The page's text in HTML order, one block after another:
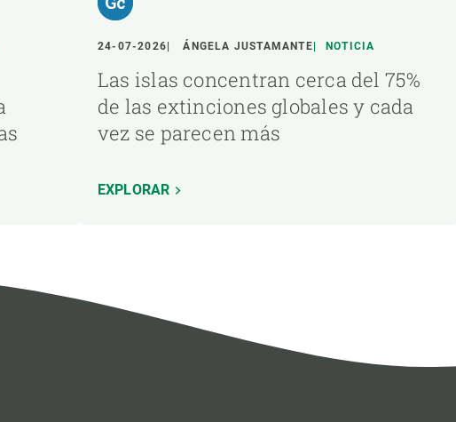
24-07-2026 ÁNGELA JUSTAMANTE NOTICIA
Las islas concentran cerca del 75%
de las extinciones globales y cada
vez se parecen más
EXPLORAR